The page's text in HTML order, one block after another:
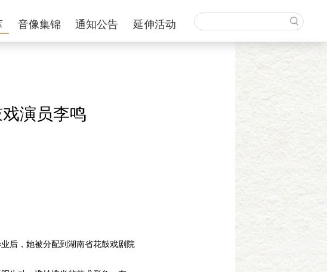
音像集锦 通知公告 延伸活动
演员李鸣
后，她被分配到湖南省花鼓戏剧院